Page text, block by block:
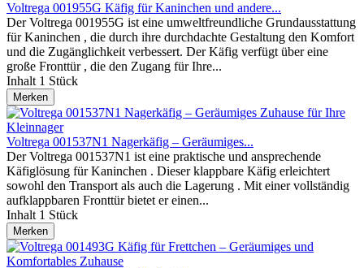
Voltrega 001955G Käfig für Kaninchen und andere...
Der Voltrega 001955G ist eine umweltfreundliche Grundausstattung
für Kaninchen , die durch ihre durchdachte Gestaltung den Komfort
und die Zugänglichkeit verbessert. Der Käfig verfügt über eine
große Fronttür , die den Zugang für Ihre...
Inhalt 1 Stück
Merken
Voltrega 001537N1 Nagerkäfig – Geräumiges...
Der Voltrega 001537N1 ist eine praktische und ansprechende
Käfiglösung für Kaninchen . Dieser klappbare Käfig erleichtert
sowohl den Transport als auch die Lagerung . Mit einer vollständig
aufklappbaren Fronttür bietet er einen...
Inhalt 1 Stück
Merken